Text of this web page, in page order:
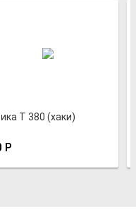
Т 380 (хаки)
Р